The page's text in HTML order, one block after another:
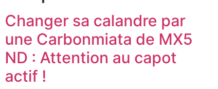
Changer sa calandre par
une Carbonmiata de MX5
ND : Attention au capot
actif !